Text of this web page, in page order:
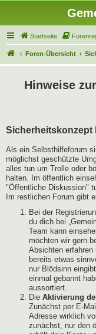
Startseite
Foren-Übersicht
Hinweise
Sicherheitskonzept
Als ein Selbsthilfeforum
möglichst geschützte
alles tun um Trolle oder
halten. Im öffentlich
"Öffentliche Diskussion"
Im restlichen Forum gibt
Bei der
du dich bei
Team kann
möchten wir gern
Absichten
bereits etwas
nur Blödsinn
einmal gebannt
aussortiert.
Die Aktivierung
Zunächst per E-
Adresse wirklich
zunächst, nur den